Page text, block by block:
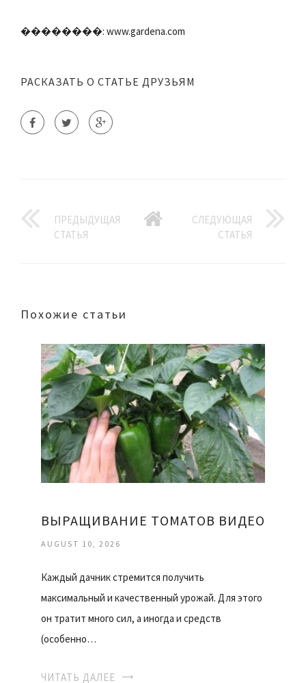
��������: www.gardena.com
РАСКАЗАТЬ О СТАТЬЕ ДРУЗЬЯМ
ПРЕДЫДУЩАЯ
СТАТЬЯ
СЛЕДУЮЩАЯ
СТАТЬЯ
Похожие статьи
ВЫРАЩИВАНИЕ ТОМАТОВ ВИДЕО
AUGUST 10, 2026
Каждый дачник стремится получить
максимальный и качественный урожай. Для этого
он тратит много сил, а иногда и средств
(особенно…
ЧИТАТЬ ДАЛЕЕ